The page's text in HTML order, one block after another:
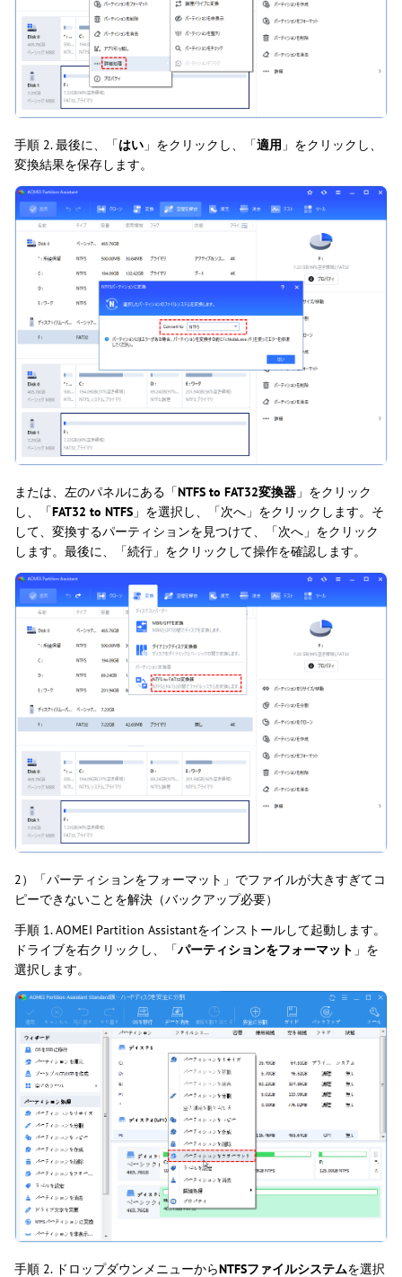
手順 2. 最後に、「はい 」をクリックし、「適用 」をクリックし、
変換結果を保存します。
または、左のパネルにある「NTFS to FAT32変換器 」をクリック
し、「FAT32 to NTFS 」を選択し、「次へ」をクリックします。そ
して、変換するパーティションを見つけて、「次へ」をクリック
します。最後に、「続行」をクリックして操作を確認します。
2）「パーティションをフォーマット」でファイルが大きすぎてコ
ピーできないことを解決（バックアップ必要）
手順 1. AOMEI Partition Assistantをインストールして起動します。
ドライブを右クリックし、「パーティションをフォーマット 」を
選択します。
手順 2. ドロップダウンメニューからNTFSファイルシステムを選択